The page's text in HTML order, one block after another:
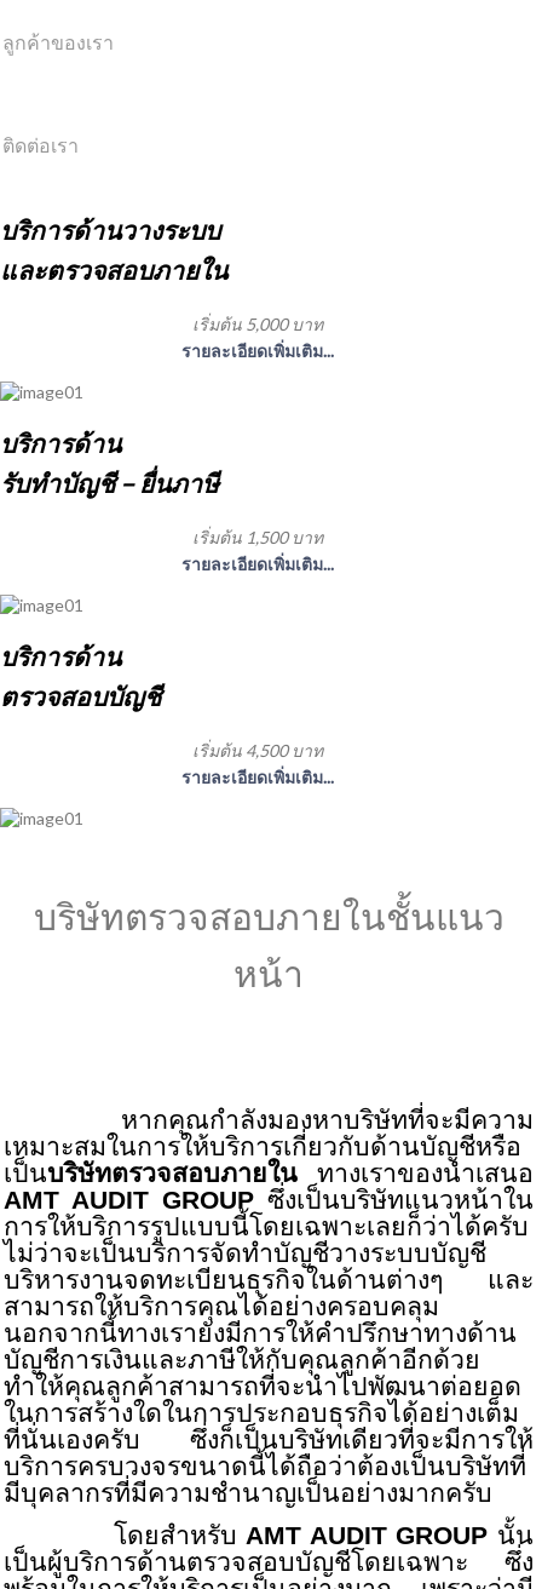
ลูกค้าของเรา
ติดต่อเรา
บริการด้านวางระบบ
และตรวจสอบภายใน
เริ่มต้น 5,000 บาท
รายละเอียดเพิ่มเติม...
บริการด้าน
รับทำบัญชี – ยื่นภาษี
เริ่มต้น 1,500 บาท
รายละเอียดเพิ่มเติม...
บริการด้าน
ตรวจสอบบัญชี
เริ่มต้น 4,500 บาท
รายละเอียดเพิ่มเติม...
บริษัทตรวจสอบภายในชั้นแนว
หน้า
หากคุณกำลังมองหาบริษัทที่จะมีความ
เหมาะสมในการให้บริการเกี่ยวกับด้านบัญชีหรือ
เป็นบริษัทตรวจสอบภายใน ทางเราของนำเสนอ
AMT AUDIT GROUP ซึ่งเป็นบริษัทแนวหน้าใน
การให้บริการรูปแบบนี้โดยเฉพาะเลยก็ว่าได้ครับ
ไม่ว่าจะเป็นบริการจัดทำบัญชีวางระบบบัญชี
บริหารงานจดทะเบียนธุรกิจในด้านต่างๆ และ
สามารถให้บริการคุณได้อย่างครอบคลุม
นอกจากนี้ทางเรายังมีการให้คำปรึกษาทางด้าน
บัญชีการเงินและภาษีให้กับคุณลูกค้าอีกด้วย
ทำให้คุณลูกค้าสามารถที่จะนำไปพัฒนาต่อยอด
ในการสร้างใดในการประกอบธุรกิจได้อย่างเต็ม
ที่นั่นเองครับ ซึ่งก็เป็นบริษัทเดียวที่จะมีการให้
บริการครบวงจรขนาดนี้ได้ถือว่าต้องเป็นบริษัทที่
มีบุคลากรที่มีความชำนาญเป็นอย่างมากครับ
โดยสำหรับ AMT AUDIT GROUP นั้น
เป็นผู้บริการด้านตรวจสอบบัญชีโดยเฉพาะ ซึ่ง